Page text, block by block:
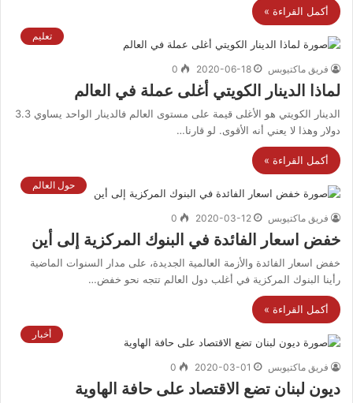
أكمل القراءة »
تعليم
فريق ماكتيوبس 2020-06-18
0
لماذا الدينار الكويتي أغلى عملة في العالم
الدينار الكويتي هو الأغلى قيمة على مستوى العالم فالدينار الواحد يساوي 3.3
دولار وهذا لا يعني أنه الأقوى. لو قارنا…
أكمل القراءة »
حول العالم
فريق ماكتيوبس 2020-03-12
0
خفض اسعار الفائدة في البنوك المركزية إلى أين
خفض اسعار الفائدة والأزمة العالمية الجديدة، على مدار السنوات الماضية
رأينا البنوك المركزية في أغلب دول العالم تتجه نحو خفض…
أكمل القراءة »
أخبار
فريق ماكتيوبس 2020-03-01
0
ديون لبنان تضع الاقتصاد على حافة الهاوية